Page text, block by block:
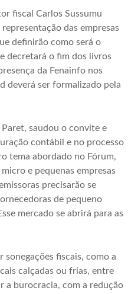
fiscal Carlos Sussumu
das empresas
definirão como será o
decretará o fim dos livros
da Fenainfo nos
deverá ser formalizado pela
saudou o convite e
contábil e no processo
tema abordado no Fórum,
e pequenas empresas
precisarão se
de pequeno
mercado se abrirá para as
fiscais, como a
calçadas ou frias, entre
a burocracia, com a redução